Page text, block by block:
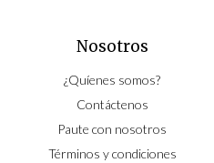
Contáctenos
Términos y condiciones